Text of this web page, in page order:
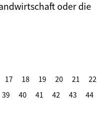
oder die
17 18 19 20 21 22
39 40 41 42 43 44